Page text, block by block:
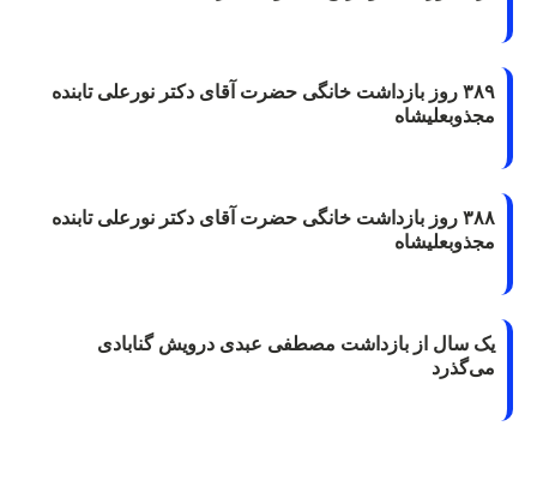
۳۸۹ روز بازداشت خانگی حضرت آقای دکتر نورعلی تابنده
مجذوبعلیشاه
۳۸۸ روز بازداشت خانگی حضرت آقای دکتر نورعلی تابنده
مجذوبعلیشاه
یک سال از بازداشت مصطفی عبدی درویش گنابادی
می‌گذرد